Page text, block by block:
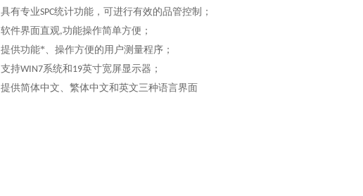
具有专业SPC统计功能，可进行有效的品管控制；
软件界面直观,功能操作简单方便；
提供功能*、操作方便的用户测量程序；
支持WIN7系统和 19英寸宽屏显示器；
提供简体中文、繁体中文和英文三种语言界面